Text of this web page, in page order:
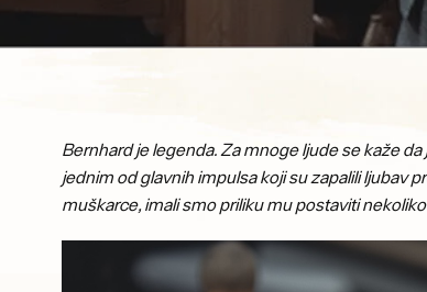
Bernhard je legenda. Za mnoge ljude se kaže
jednim od glavnih impulsa koji su zapalili ljubav
muškarce, imali smo priliku mu postaviti